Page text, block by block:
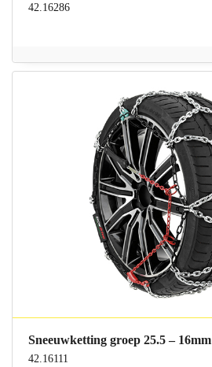
42.16286
Sneeuwketting groep 25.5 – 16mm
42.16111